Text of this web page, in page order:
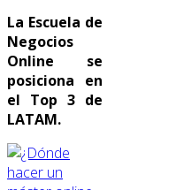
La Escuela de
Negocios
Online se
posiciona en
el Top 3 de
LATAM.